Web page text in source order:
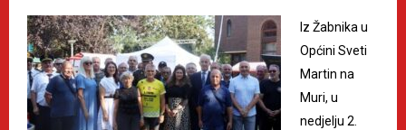
Iz Žabnika u
Općini Sveti
Martin na
Muri, u
nedjelju 2.